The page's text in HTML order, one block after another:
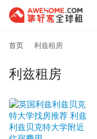
首页 利兹租房
利兹租房